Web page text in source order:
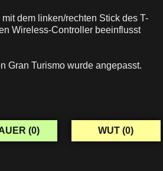
dem linken/rechten Stick des T-
Wireless-Controller beeinflusst
Gran Turismo wurde angepasst.
(0) WUT (0)